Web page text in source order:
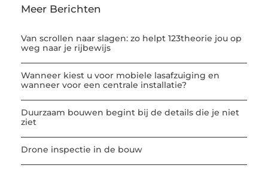
Meer Berichten
Van scrollen naar slagen: zo helpt 123theorie jou op
weg naar je rijbewijs
Wanneer kiest u voor mobiele lasafzuiging en
wanneer voor een centrale installatie?
Duurzaam bouwen begint bij de details die je niet
ziet
Drone inspectie in de bouw